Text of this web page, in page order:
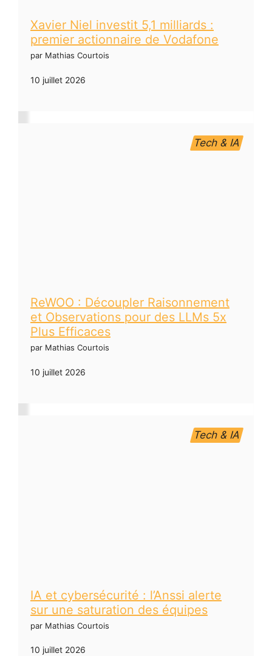
Xavier Niel investit 5,1 milliards :
premier actionnaire de Vodafone
par Mathias Courtois
10 juillet 2026
Tech & IA
ReWOO : Découpler Raisonnement
et Observations pour des LLMs 5x
Plus Efficaces
par Mathias Courtois
10 juillet 2026
Tech & IA
IA et cybersécurité : l’Anssi alerte
sur une saturation des équipes
par Mathias Courtois
10 juillet 2026